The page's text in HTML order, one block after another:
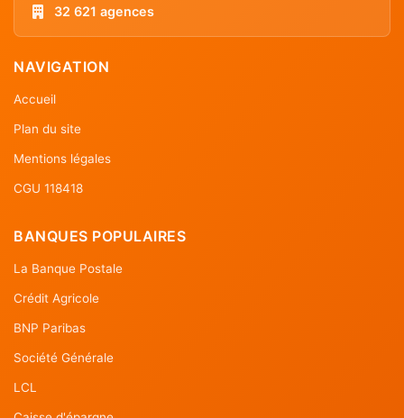
32 621 agences
NAVIGATION
Accueil
Plan du site
Mentions légales
CGU 118418
BANQUES POPULAIRES
La Banque Postale
Crédit Agricole
BNP Paribas
Société Générale
LCL